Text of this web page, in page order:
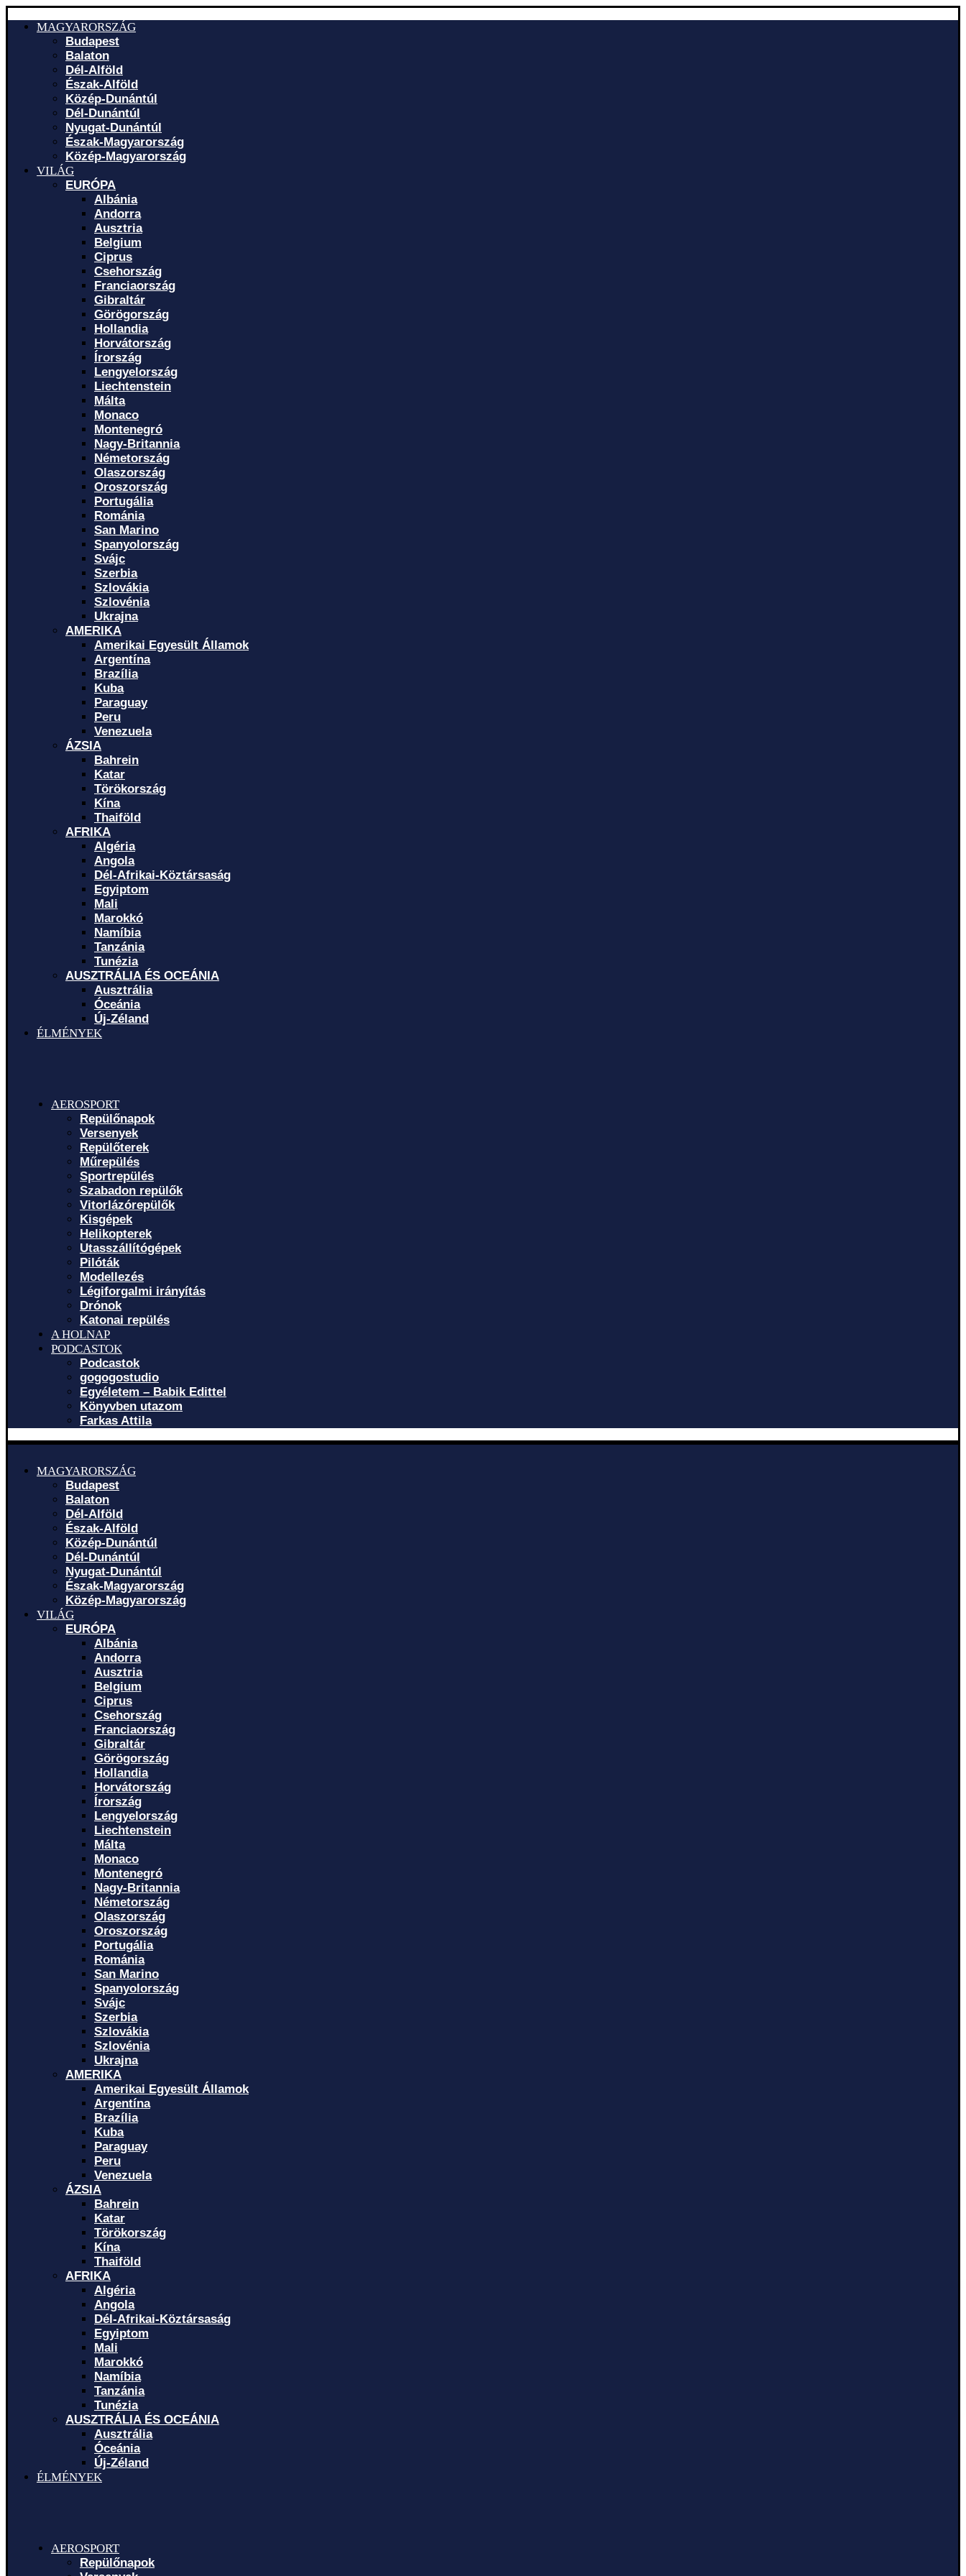
MAGYARORSZÁG
Budapest
Balaton
Dél-Alföld
Észak-Alföld
Közép-Dunántúl
Dél-Dunántúl
Nyugat-Dunántúl
Észak-Magyarország
Közép-Magyarország
VILÁG
EURÓPA
Albánia
Andorra
Ausztria
Belgium
Ciprus
Csehország
Franciaország
Gibraltár
Görögország
Hollandia
Horvátország
Írország
Lengyelország
Liechtenstein
Málta
Monaco
Montenegró
Nagy-Britannia
Németország
Olaszország
Oroszország
Portugália
Románia
San Marino
Spanyolország
Svájc
Szerbia
Szlovákia
Szlovénia
Ukrajna
AMERIKA
Amerikai Egyesült Államok
Argentína
Brazília
Kuba
Paraguay
Peru
Venezuela
ÁZSIA
Bahrein
Katar
Törökország
Kína
Thaiföld
AFRIKA
Algéria
Angola
Dél-Afrikai-Köztársaság
Egyiptom
Mali
Marokkó
Namíbia
Tanzánia
Tunézia
AUSZTRÁLIA ÉS OCEÁNIA
Ausztrália
Óceánia
Új-Zéland
ÉLMÉNYEK
AEROSPORT
Repülőnapok
Versenyek
Repülőterek
Műrepülés
Sportrepülés
Szabadon repülők
Vitorlázórepülők
Kisgépek
Helikopterek
Utasszállítógépek
Pilóták
Modellezés
Légiforgalmi irányítás
Drónok
Katonai repülés
A HOLNAP
PODCASTOK
Podcastok
gogogostudio
Egyéletem – Babik Edittel
Könyvben utazom
Farkas Attila
MAGYARORSZÁG
Budapest
Balaton
Dél-Alföld
Észak-Alföld
Közép-Dunántúl
Dél-Dunántúl
Nyugat-Dunántúl
Észak-Magyarország
Közép-Magyarország
VILÁG
EURÓPA
Albánia
Andorra
Ausztria
Belgium
Ciprus
Csehország
Franciaország
Gibraltár
Görögország
Hollandia
Horvátország
Írország
Lengyelország
Liechtenstein
Málta
Monaco
Montenegró
Nagy-Britannia
Németország
Olaszország
Oroszország
Portugália
Románia
San Marino
Spanyolország
Svájc
Szerbia
Szlovákia
Szlovénia
Ukrajna
AMERIKA
Amerikai Egyesült Államok
Argentína
Brazília
Kuba
Paraguay
Peru
Venezuela
ÁZSIA
Bahrein
Katar
Törökország
Kína
Thaiföld
AFRIKA
Algéria
Angola
Dél-Afrikai-Köztársaság
Egyiptom
Mali
Marokkó
Namíbia
Tanzánia
Tunézia
AUSZTRÁLIA ÉS OCEÁNIA
Ausztrália
Óceánia
Új-Zéland
ÉLMÉNYEK
AEROSPORT
Repülőnapok